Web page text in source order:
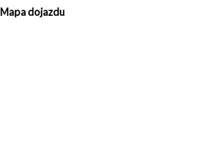
Mapa dojazdu